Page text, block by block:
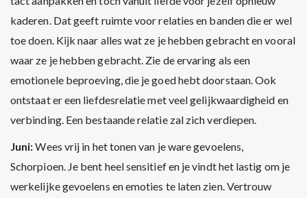
kaderen. Dat geeft ruimte voor relaties en banden die er wel
toe doen. Kijk naar alles wat ze je hebben gebracht en vooral
waar ze je hebben gebracht. Zie de ervaring als een
emotionele beproeving, die je goed hebt doorstaan. Ook
ontstaat er een liefdesrelatie met veel gelijkwaardigheid en
verbinding. Een bestaande relatie zal zich verdiepen.
Juni:Wees vrij in het tonen van je ware gevoelens,
Schorpioen. Je bent heel sensitief en je vindt het lastig om je
werkelijke gevoelens en emoties te laten zien. Vertrouw